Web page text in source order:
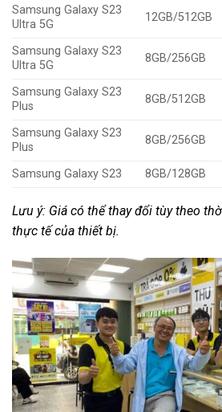
Samsung Galaxy S23
Ultra 5G
12GB/512GB
Samsung Galaxy S23
Ultra 5G
8GB/256GB
Samsung Galaxy S23
Plus
8GB/512GB
Samsung Galaxy S23
Plus
8GB/256GB
Samsung Galaxy S23 8GB/128GB
Lưu ý: Giá có thể thay đổi tùy theo
thực tế của thiết bị.